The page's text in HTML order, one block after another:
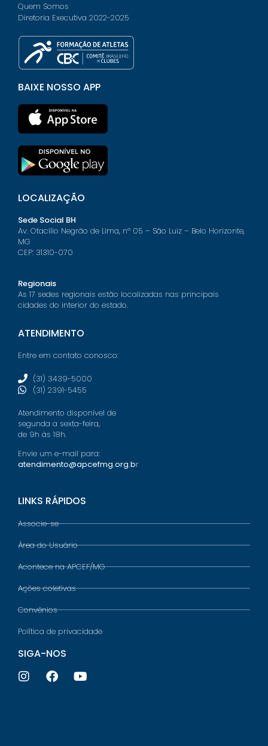
Quem Somos
Diretoria Executiva 2022-2025
BAIXE NOSSO APP
LOCALIZAÇÃO
Sede Social BH
Av. Otacílio Negrão de Lima, nº 05 – São Luiz – Belo Horizonte,
MG
CEP: 31310-070
Regionais
As 17 sedes regionais estão localizadas nas principais
cidades do interior do estado.
ATENDIMENTO
Entre em contato conosco:
(31) 3439-5000
(31) 2391-5455
Atendimento disponível de
segunda a sexta-feira,
de 9h às 18h.
Envie um e-mail para:
atendimento@apcefmg.org.br
LINKS RÁPIDOS
Associe-se
Área do Usuário
Acontece na APCEF/MG
Ações coletivas
Convênios
Política de privacidade
SIGA-NOS